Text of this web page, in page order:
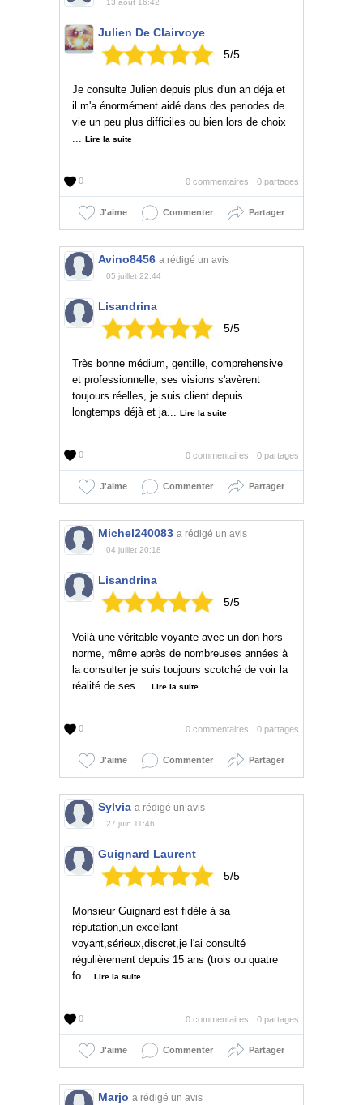
13 août 16:42
Julien De Clairvoye
5/5
Je consulte Julien depuis plus d'un an déja et
il m'a énormément aidé dans des periodes de
vie un peu plus difficiles ou bien lors de choix
...
Lire la suite
0 0 partages
0 commentaires
J'aime Commenter Partager
Avino8456 a rédigé un avis
05 juillet 22:44
Lisandrina
5/5
Très bonne médium, gentille, comprehensive
et professionnelle, ses visions s'avèrent
toujours réelles, je suis client depuis
longtemps déjà et ja...
Lire la suite
0 0 partages
0 commentaires
J'aime Commenter Partager
Michel240083 a rédigé un avis
04 juillet 20:18
Lisandrina
5/5
Voilà une véritable voyante avec un don hors
norme, même après de nombreuses années à
la consulter je suis toujours scotché de voir la
réalité de ses ...
Lire la suite
0 0 partages
0 commentaires
J'aime Commenter Partager
Sylvia a rédigé un avis
27 juin 11:46
Guignard Laurent
5/5
Monsieur Guignard est fidèle à sa
réputation,un excellant
voyant,sérieux,discret,je l'ai consulté
régulièrement depuis 15 ans (trois ou quatre
fo...
Lire la suite
0 0 partages
0 commentaires
J'aime Commenter Partager
Marjo a rédigé un avis